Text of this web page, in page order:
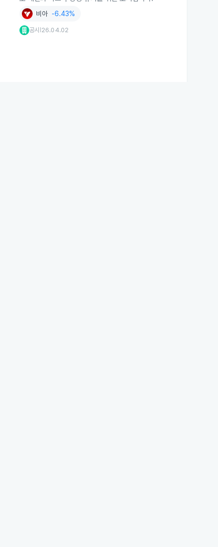
비아 -6.43%
공시 26.04.02